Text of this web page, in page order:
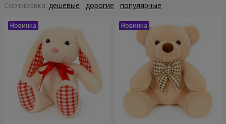
Cортировка: дешевые дорогие популярные